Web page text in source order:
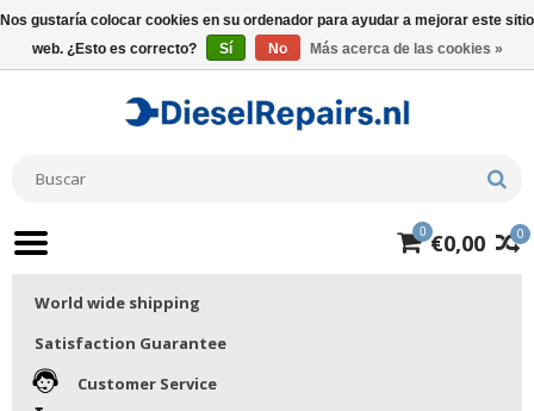
0
0 €0,00
World wide shipping
Satisfaction Guarantee
Customer Service
Nos gustaría colocar cookies en su ordenador para ayudar a mejorar este sitio
web. ¿Esto es correcto?
Sí No Más acerca de las cookies »